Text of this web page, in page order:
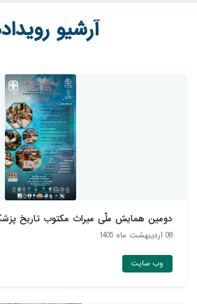
آرشیو
دومین همایش ملّی میراث مکتوب تاریخ
08 ارديبهشت ماه 1405
وب سایت